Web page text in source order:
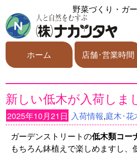
野菜づくり・ガ
ホーム 店舗･営業時間
新しい低木が入荷しま
2025年10月21日 入荷情報,庭木･花
ガーデンストリートの低木類コー
もちろん鉢植えで楽しめますし、